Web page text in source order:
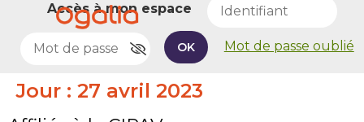
Accès à mon espace
OK Mot de passe oublié
Jour : 27 avril 2023